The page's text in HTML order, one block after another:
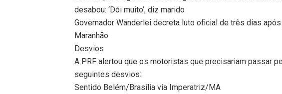
desabou: ‘Dói muito’, diz marido
Governador Wanderlei decreta luto oficial de três dias
Maranhão
Desvios
A PRF alertou que os motoristas que precisariam passar
seguintes desvios:
Sentido Belém/Brasília via Imperatriz/MA